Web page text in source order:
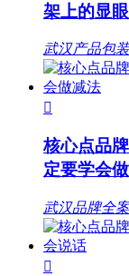
架上的显
武汉产品包

核心点品
定要学会
武汉品牌全
